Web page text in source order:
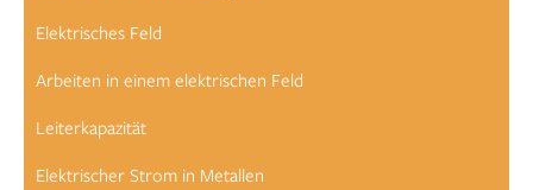
Elektrisches Feld
Arbeiten in einem elektrischen Feld
Leiterkapazität
Elektrischer Strom in Metallen